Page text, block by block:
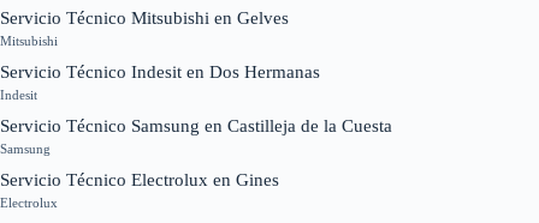
Servicio Técnico Mitsubishi en Gelves
Mitsubishi
Servicio Técnico Indesit en Dos Hermanas
Indesit
Servicio Técnico Samsung en Castilleja de la Cuesta
Samsung
Servicio Técnico Electrolux en Gines
Electrolux